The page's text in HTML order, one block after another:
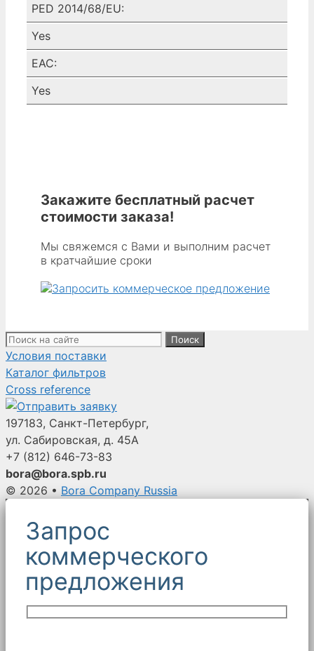
PED 2014/68/EU:
Yes
EAC:
Yes
Закажите бесплатный расчет
стоимости заказа!
Мы свяжемся с Вами и выполним расчет
в кратчайшие сроки
Поиск:
Условия поставки
Каталог фильтров
Cross reference
197183, Санкт-Петербург,
ул. Сабировская, д. 45А
+7 (812) 646-73-83
bora@bora.spb.ru
© 2026 • Bora Company Russia
Запрос
коммерческого
предложения